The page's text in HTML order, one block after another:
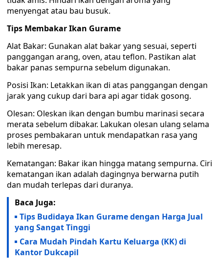
menyengat atau bau busuk.
Tips Membakar Ikan Gurame
Alat Bakar: Gunakan alat bakar yang sesuai, seperti
panggangan arang, oven, atau teflon. Pastikan alat
bakar panas sempurna sebelum digunakan.
Posisi Ikan: Letakkan ikan di atas panggangan dengan
jarak yang cukup dari bara api agar tidak gosong.
Olesan: Oleskan ikan dengan bumbu marinasi secara
merata sebelum dibakar. Lakukan olesan ulang selama
proses pembakaran untuk mendapatkan rasa yang
lebih meresap.
Kematangan: Bakar ikan hingga matang sempurna. Ciri
kematangan ikan adalah dagingnya berwarna putih
dan mudah terlepas dari duranya.
Baca Juga:
Tips Budidaya Ikan Gurame dengan Harga Jual
yang Sangat Tinggi
Cara Mudah Pindah Kartu Keluarga (KK) di
Kantor Dukcapil